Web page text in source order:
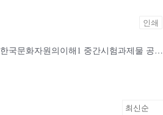
인쇄
2021년 2학기 한국문화자원의이해1 중간시험과제물 공통(다음 빈칸에 들어갈 단어는 ?)